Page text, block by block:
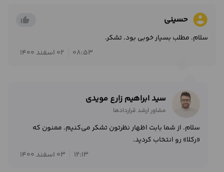
account_circle حسینی thumb_up_alt
سلام. مطلب بسیار خوبی بود. تشکر.
08:53
02 اسفند 1400
سید ابراهیم زارع مویدی
مشاور ارشد قراردادها
سلام. از شما بابت اظهار نظرتون تشکر می‌کنیم. ممنون که
«رکلا» رو انتخاب کردید.
12:13
03 اسفند 1400